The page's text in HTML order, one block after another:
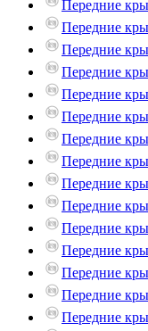
Передние
Передние
Передние
Передние
Передние
Передние
Передние
Передние
Передние
Передние
Передние
Передние
Передние
Передние
Передние